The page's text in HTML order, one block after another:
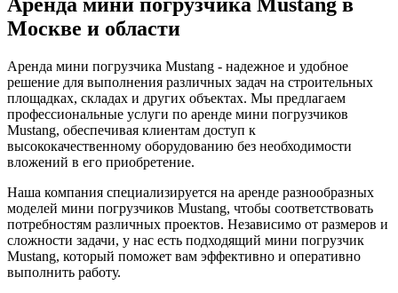
Москве и области
Аренда мини погрузчика Mustang - надежное и удобное
решение для выполнения различных задач на строительных
площадках, складах и других объектах. Мы предлагаем
профессиональные услуги по аренде мини погрузчиков
Mustang, обеспечивая клиентам доступ к
высококачественному оборудованию без необходимости
вложений в его приобретение.
Наша компания специализируется на аренде разнообразных
моделей мини погрузчиков Mustang, чтобы соответствовать
потребностям различных проектов. Независимо от размеров и
сложности задачи, у нас есть подходящий мини погрузчик
Mustang, который поможет вам эффективно и оперативно
выполнить работу.